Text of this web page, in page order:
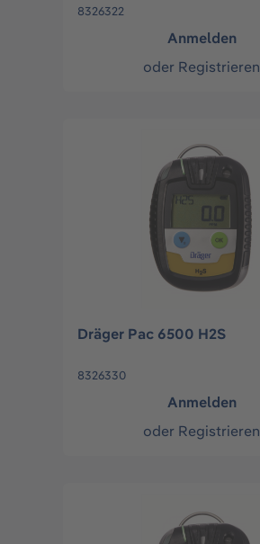
8326322
Anmelden
oder Registrieren
Dräger Pac 6500 H2S
8326330
Anmelden
oder Registrieren